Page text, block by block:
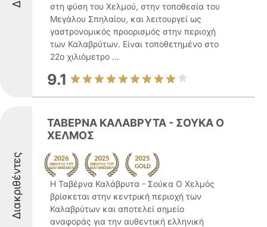
στη φύση του Χελμού, στην τοποθεσία του
Μεγάλου Σπηλαίου, και λειτουργεί ως
γαστρονομικός προορισμός στην περιοχή
των Καλαβρύτων. Είναι τοποθετημένο στο
22ο χιλιόμετρο ...
9.1
Διακριθέντες
ΤΑΒΕΡΝΑ ΚΑΛΑΒΡΥΤΑ - ΣΟΥΚΑ Ο
ΧΕΛΜΟΣ
Η Ταβέρνα Καλάβρυτα - Σούκα Ο Χελμός
βρίσκεται στην κεντρική περιοχή των
Καλαβρύτων και αποτελεί σημείο
αναφοράς για την αυθεντική ελληνική